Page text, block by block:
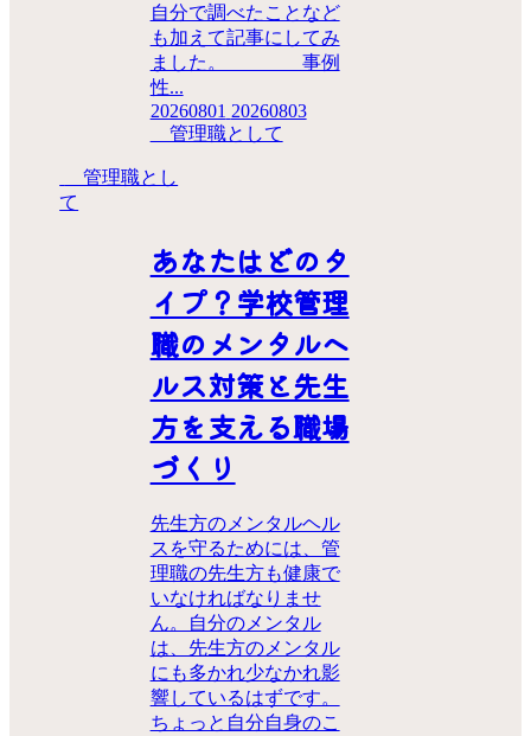
自分で調べたことなど
も加えて記事にしてみ
ました。 事例
性...
20260801 20260803
管理職として
管理職とし
て
あなたはどのタ
イプ？学校管理
職のメンタルヘ
ルス対策と先生
方を支える職場
づくり
先生方のメンタルヘル
スを守るためには、管
理職の先生方も健康で
いなければなりませ
ん。自分のメンタル
は、先生方のメンタル
にも多かれ少なかれ影
響しているはずです。
ちょっと自分自身のこ